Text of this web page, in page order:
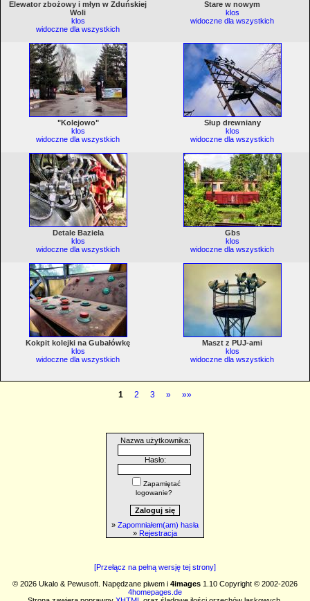
Elewator zbożowy i młyn w Zduńskiej
Woli
klos
widoczne dla wszystkich
Stare w nowym
klos
widoczne dla wszystkich
"Kolejowo"
klos
widoczne dla wszystkich
Słup drewniany
klos
widoczne dla wszystkich
Detale Baziela
klos
widoczne dla wszystkich
Gbs
klos
widoczne dla wszystkich
Kokpit kolejki na Gubałówkę
klos
widoczne dla wszystkich
Maszt z PUJ-ami
klos
widoczne dla wszystkich
1 2 3 » »»
Nazwa użytkownika:
Hasło:
Zapamiętać
logowanie?
» Zapomniałem(am) hasła
» Rejestracja
[Przełącz na pełną wersję tej strony]
© 2026 Ukalo & Pewusoft. Napędzane piwem i 4images 1.10 Copyright © 2002-2026
4homepages.de